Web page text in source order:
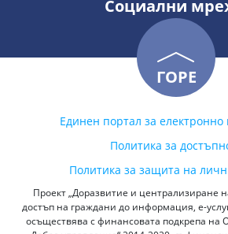
Социални
ГОРЕ
Единен портал за
Политика за
Политика за защита на
Проект „Доразвитие и централизиране
достъп на граждани до информация, е-
осъществява с финансовата подкрепа на